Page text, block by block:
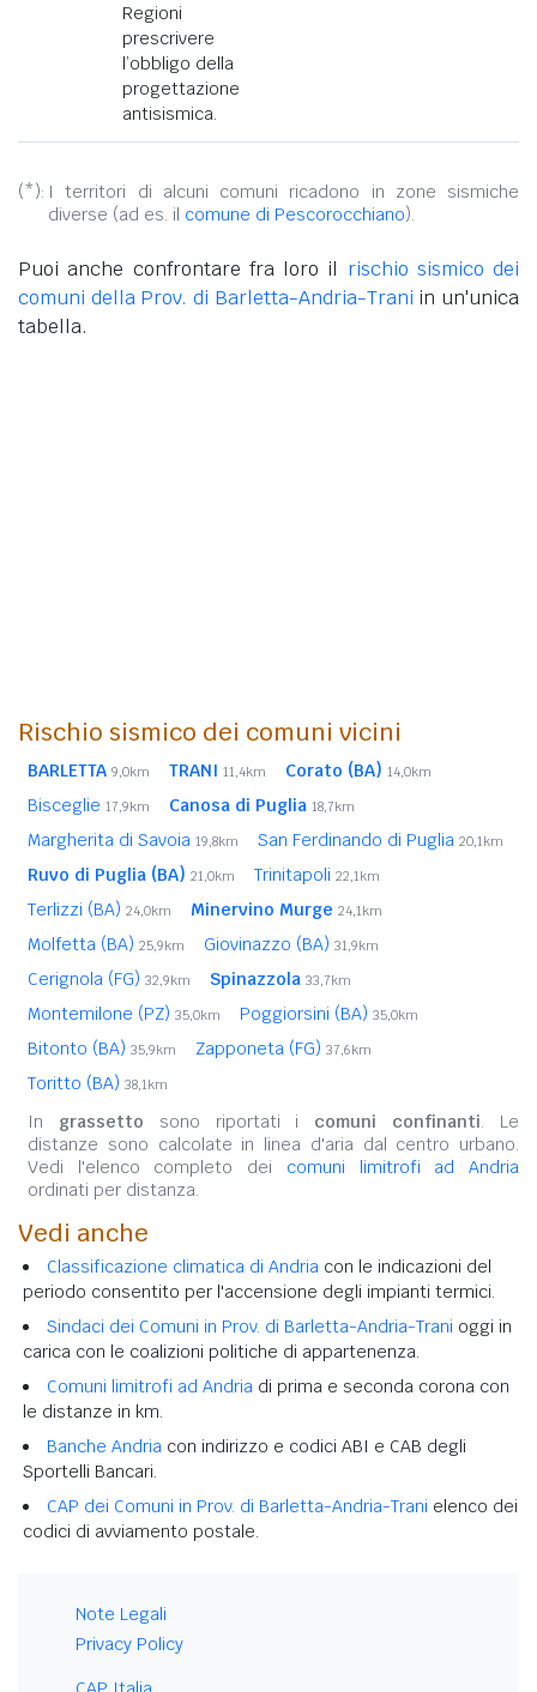
Regioni
prescrivere
l’obbligo della
progettazione
antisismica.
(*): I territori di alcuni comuni ricadono in zone sismiche
diverse (ad es. il comune di Pescorocchiano).
Puoi anche confrontare fra loro il rischio sismico dei
comuni della Prov. di Barletta-Andria-Trani in un'unica
tabella.
Rischio sismico dei comuni vicini
BARLETTA 9,0km TRANI 11,4km Corato (BA) 14,0km
Bisceglie 17,9km Canosa di Puglia 18,7km
Margherita di Savoia 19,8km San Ferdinando di Puglia 20,1km
Ruvo di Puglia (BA) 21,0km Trinitapoli 22,1km
Terlizzi (BA) 24,0km Minervino Murge 24,1km
Molfetta (BA) 25,9km Giovinazzo (BA) 31,9km
Cerignola (FG) 32,9km Spinazzola 33,7km
Montemilone (PZ) 35,0km Poggiorsini (BA) 35,0km
Bitonto (BA) 35,9km Zapponeta (FG) 37,6km
Toritto (BA) 38,1km
In grassetto sono riportati i comuni confinanti. Le
distanze sono calcolate in linea d'aria dal centro urbano.
Vedi l'elenco completo dei comuni limitrofi ad Andria
ordinati per distanza.
Vedi anche
Classificazione climatica di Andria con le indicazioni del
periodo consentito per l'accensione degli impianti termici.
Sindaci dei Comuni in Prov. di Barletta-Andria-Trani oggi in
carica con le coalizioni politiche di appartenenza.
Comuni limitrofi ad Andria di prima e seconda corona con
le distanze in km.
Banche Andria con indirizzo e codici ABI e CAB degli
Sportelli Bancari.
CAP dei Comuni in Prov. di Barletta-Andria-Trani elenco dei
codici di avviamento postale.
Note Legali
Privacy Policy